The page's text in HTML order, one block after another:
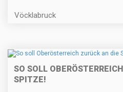
Vöcklabruck
SO SOLL
SPITZE!